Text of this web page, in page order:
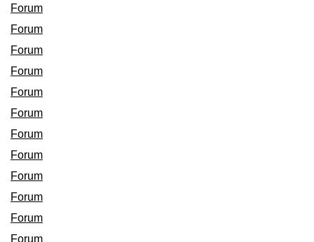
Forum
Forum
Forum
Forum
Forum
Forum
Forum
Forum
Forum
Forum
Forum
Forum